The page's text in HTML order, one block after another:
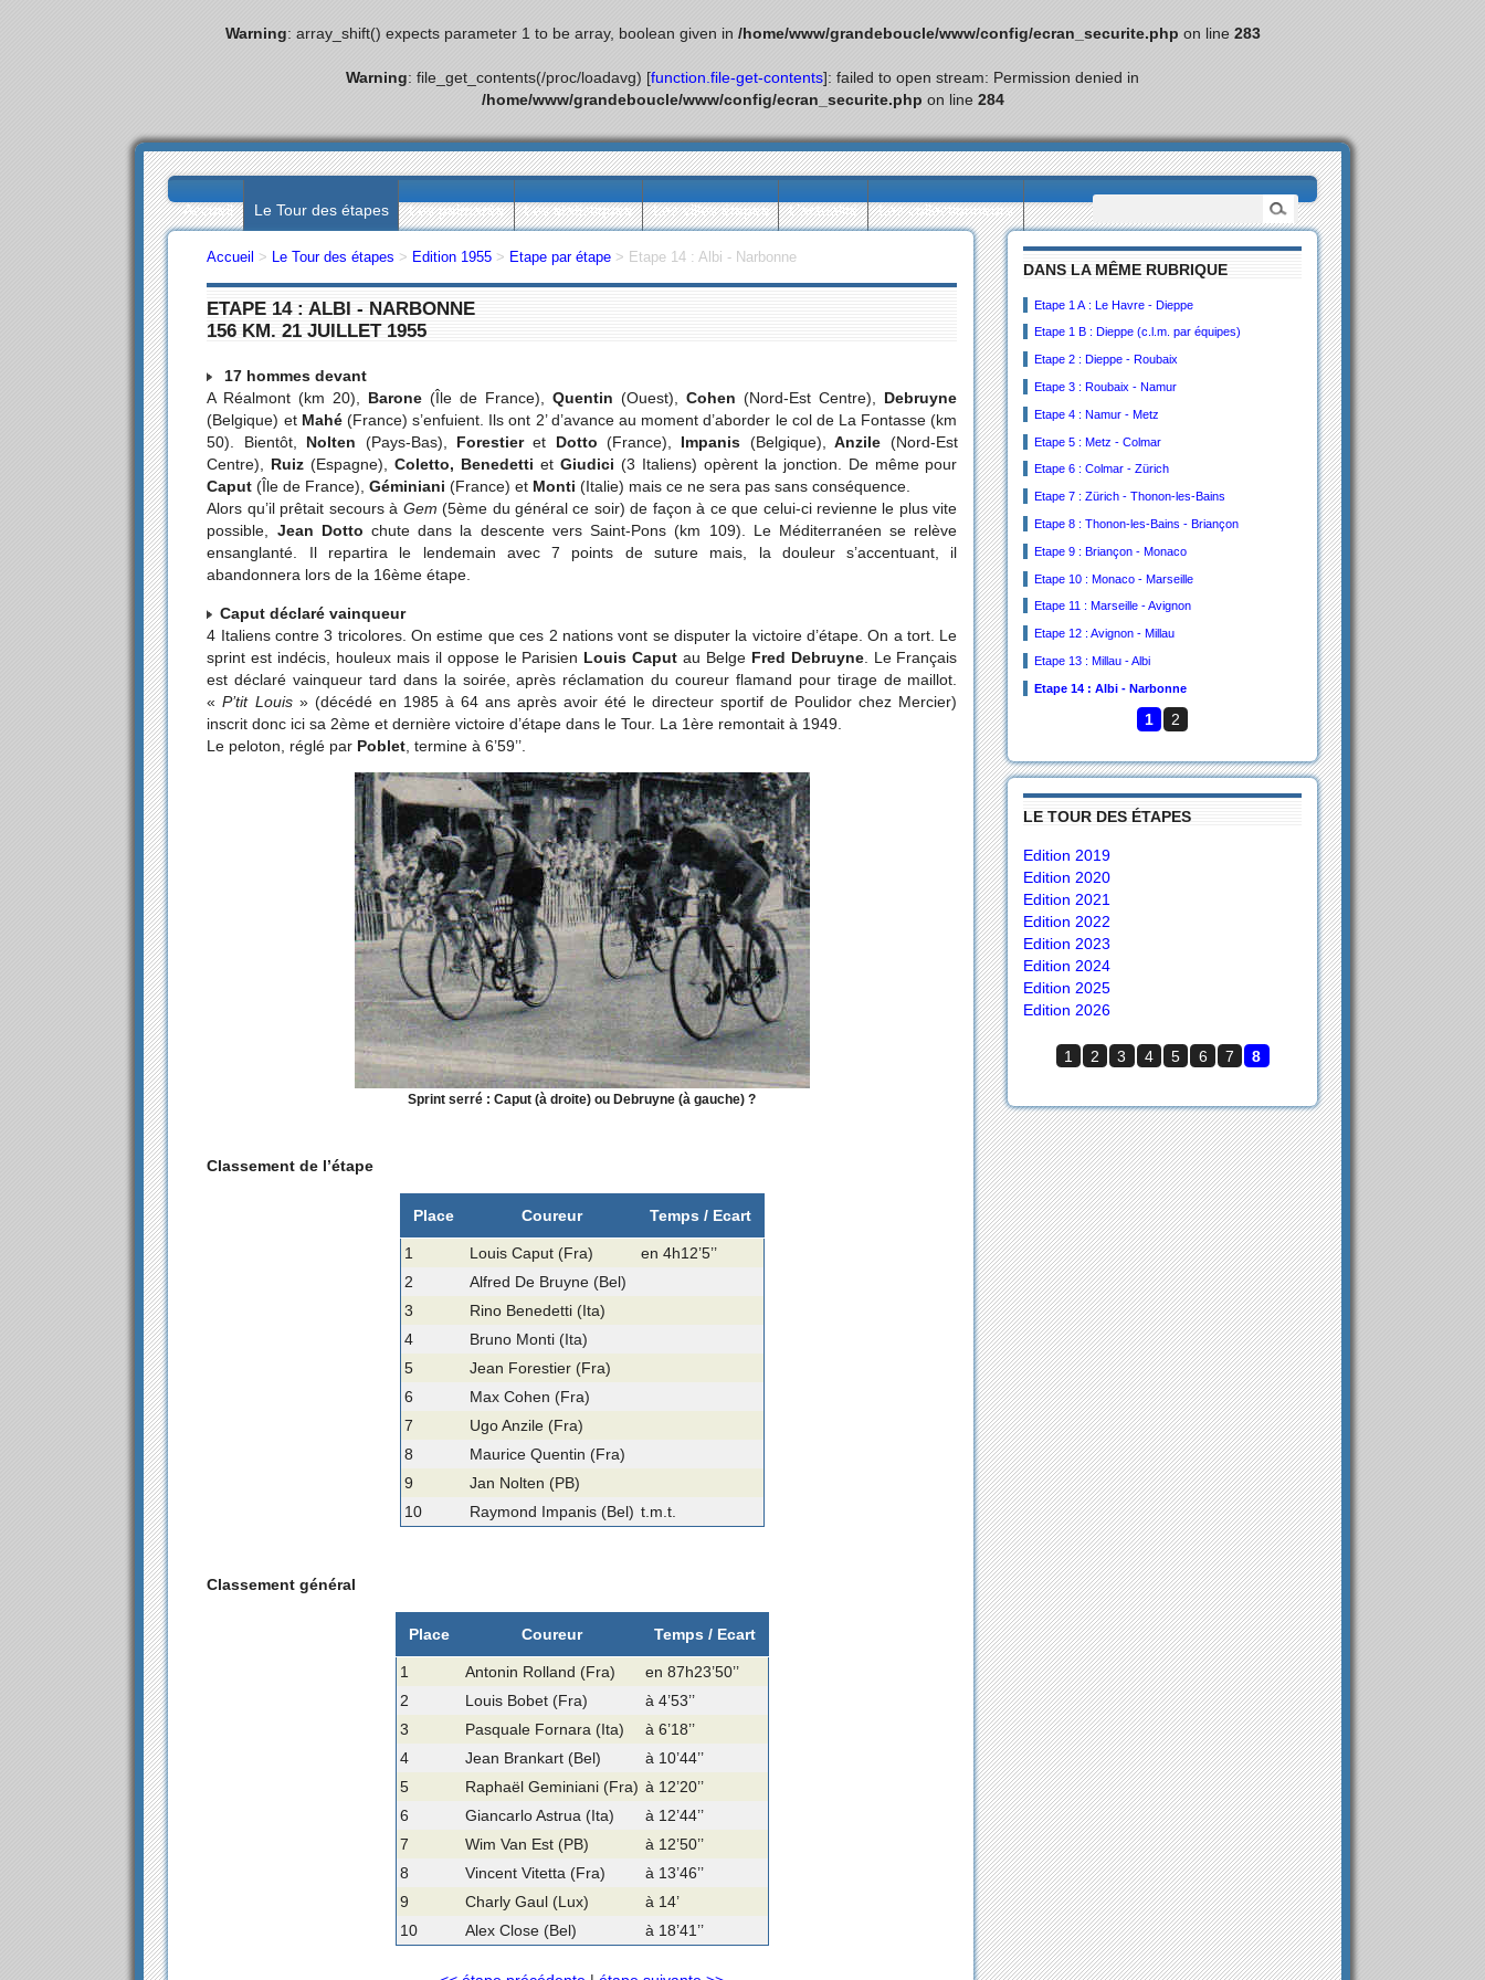
Warning: array_shift() expects parameter 1 to be array, boolean given in /home/www/grandeboucle/www/config/ecran_securite.php on line 283
Warning: file_get_contents(/proc/loadavg) [function.file-get-contents]: failed to open stream: Permission denied in
/home/www/grandeboucle/www/config/ecran_securite.php on line 284
Accueil Le Tour des étapes Les palmarès Les statistiques Les villes étapes L’actualité Les collectionneurs
DANS LA MÊME RUBRIQUE
Etape 1 A : Le Havre - Dieppe
Etape 1 B : Dieppe (c.l.m. par équipes)
Etape 2 : Dieppe - Roubaix
Etape 3 : Roubaix - Namur
Etape 4 : Namur - Metz
Etape 5 : Metz - Colmar
Etape 6 : Colmar - Zürich
Etape 7 : Zürich - Thonon-les-Bains
Etape 8 : Thonon-les-Bains - Briançon
Etape 9 : Briançon - Monaco
Etape 10 : Monaco - Marseille
Etape 11 : Marseille - Avignon
Etape 12 : Avignon - Millau
Etape 13 : Millau - Albi
Etape 14 : Albi - Narbonne
1 2
LE TOUR DES ÉTAPES
Edition 2019
Edition 2020
Edition 2021
Edition 2022
Edition 2023
Edition 2024
Edition 2025
Edition 2026
1 2 3 4 5 6 7 8
Accueil > Le Tour des étapes > Edition 1955 > Etape par étape > Etape 14 : Albi - Narbonne
ETAPE 14 : ALBI - NARBONNE
156 KM. 21 JUILLET 1955
17 hommes devant
A Réalmont (km 20), Barone (Île de France), Quentin (Ouest),Cohen (Nord-Est Centre), Debruyne
(Belgique) etMahé(France) s’enfuient. Ils ont 2’ d’avance au moment d’aborder le col de La Fontasse (km
50). Bientôt, Nolten (Pays-Bas), Forestieret Dotto (France), Impanis (Belgique), Anzile (Nord-Est
Centre), Ruiz (Espagne),Coletto, Benedetti et Giudici (3 Italiens) opèrent la jonction. De même pour
Caput (Île de France),Géminiani (France) et Monti (Italie) mais ce ne sera pas sans conséquence.
Alors qu’il prêtait secours à Gem (5ème du général ce soir) de façon à ce que celui-ci revienne le plus vite
possible, Jean Dotto chute dans la descente vers Saint-Pons (km 109). Le Méditerranéen se relève
ensanglanté. Il repartira le lendemain avec 7 points de suture mais, la douleur s’accentuant, il
abandonnera lors de la 16ème étape.
Caput déclaré vainqueur
4 Italiens contre 3 tricolores. On estime que ces 2 nations vont se disputer la victoire d’étape. On a tort. Le
sprint est indécis, houleux mais il oppose le Parisien Louis Caput au Belge Fred Debruyne. Le Français
est déclaré vainqueur tard dans la soirée, après réclamation du coureur flamand pour tirage de maillot.
«P’tit Louis» (décédé en 1985 à 64 ans après avoir été le directeur sportif de Poulidor chez Mercier)
inscrit donc ici sa 2ème et dernière victoire d’étape dans le Tour. La 1ère remontait à 1949.
Le peloton, réglé par Poblet , termine à 6’59’’.
Sprint serré : Caput (à droite) ou Debruyne (à gauche) ?
Classement de l’étape
Place Coureur Temps / Ecart
1 Louis Caput (Fra)
en 4h12’5’’
2
Alfred De Bruyne (Bel)
3
Rino Benedetti (Ita)
4
Bruno Monti (Ita)
5
Jean Forestier (Fra)
6
Max Cohen (Fra)
7
Ugo Anzile (Fra)
8
Maurice Quentin (Fra)
9
Jan Nolten (PB)
10
Raymond Impanis (Bel) t.m.t.
Classement général
Place Coureur Temps / Ecart
1 Antonin Rolland (Fra)
en 87h23’50’’
2
Louis Bobet (Fra)
à 4’53’’
3
Pasquale Fornara (Ita)
à 6’18’’
4
Jean Brankart (Bel)
à 10’44’’
5
Raphaël Geminiani (Fra) à 12’20’’
6
Giancarlo Astrua (Ita)
à 12’44’’
7
Wim Van Est (PB)
à 12’50’’
8
Vincent Vitetta (Fra)
à 13’46’’
9
Charly Gaul (Lux)
à 14’
10
Alex Close (Bel) à 18’41’’